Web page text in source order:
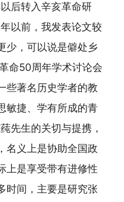
后转入辛亥革命研
以前，我发表论文较
少，可以说是僻处乡
命50周年学术讨论会
些著名历史学者的教
敏捷、学有所成的青
先生的关切与提携，
名义上是协助全国政
上是享受带有进修性
时间，主要是研究张